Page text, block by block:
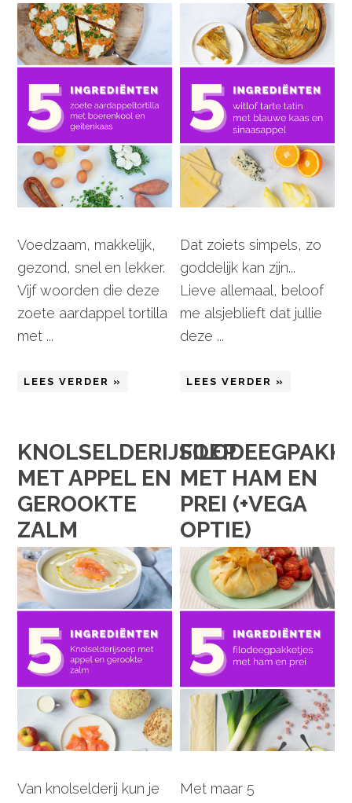
Voedzaam, makkelijk,
gezond, snel en lekker.
Vijf woorden die deze
zoete aardappel tortilla
met ...
LEES VERDER »
Dat zoiets simpels, zo
goddelijk kan zijn...
Lieve allemaal, beloof
me alsjeblieft dat jullie
deze ...
LEES VERDER »
KNOLSELDERIJSOEP
MET APPEL EN
GEROOKTE
ZALM
Van knolselderij kun je
MET HAM EN
PREI (+VEGA
OPTIE)
Met maar 5